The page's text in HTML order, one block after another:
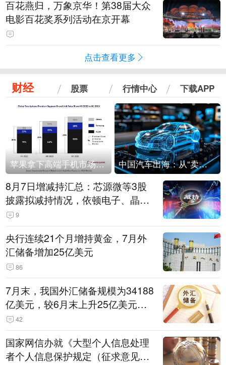
百花燕归，万象京华！第38届大众
电影百花奖系列活动在京开幕
点击查看更多
财经 股票 行情中心 下载APP
苹果拿下高端手机市场65%的份额：iPhone 17系列功不可没 中国汽车出海：从“卖出去”到“走进去”
8月7日增减持汇总：芯源微等3股
披露拟减持情况，依顿电子、晶华
微拟增持（表）
9
央行连续21个月增持黄金，7月外
汇储备增加25亿美元
86
7月末，我国外汇储备规模为34188
亿美元，较6月末上升25亿美元，
升幅为0.07%
42
国家网信办就《大型个人信息处理
者个人信息保护规定（征求意见